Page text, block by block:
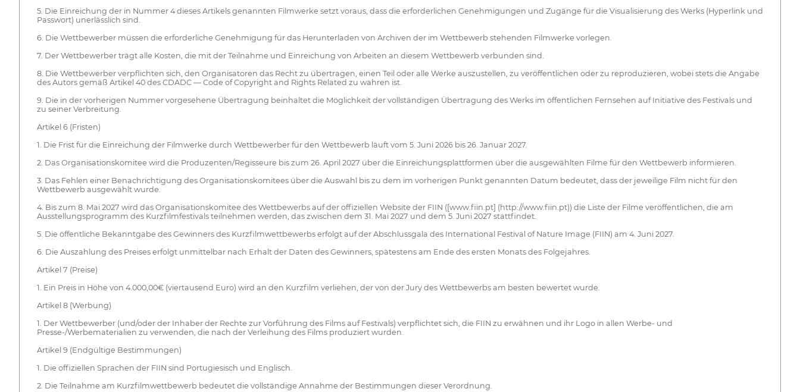
5. Die Einreichung der in Nummer 4 dieses Artikels genannten Filmwerke setzt voraus, dass die erforderlichen Genehmigungen und Zugänge für die Visualisierung des Werks (Hyperlink und
Passwort) unerlässlich sind.
6. Die Wettbewerber müssen die erforderliche Genehmigung für das Herunterladen von Archiven der im Wettbewerb stehenden Filmwerke vorlegen.
7. Der Wettbewerber trägt alle Kosten, die mit der Teilnahme und Einreichung von Arbeiten an diesem Wettbewerb verbunden sind.
8. Die Wettbewerber verpflichten sich, den Organisatoren das Recht zu übertragen, einen Teil oder alle Werke auszustellen, zu veröffentlichen oder zu reproduzieren, wobei stets die Angabe
des Autors gemäß Artikel 40 des CDADC — Code of Copyright and Rights Related zu wahren ist.
9. Die in der vorherigen Nummer vorgesehene Übertragung beinhaltet die Möglichkeit der vollständigen Übertragung des Werks im öffentlichen Fernsehen auf Initiative des Festivals und
zu seiner Verbreitung.
Artikel 6 (Fristen)
1. Die Frist für die Einreichung der Filmwerke durch Wettbewerber für den Wettbewerb läuft vom 5. Juni 2026 bis 26. Januar 2027.
2. Das Organisationskomitee wird die Produzenten/Regisseure bis zum 26. April 2027 über die Einreichungsplattformen über die ausgewählten Filme für den Wettbewerb informieren.
3. Das Fehlen einer Benachrichtigung des Organisationskomitees über die Auswahl bis zu dem im vorherigen Punkt genannten Datum bedeutet, dass der jeweilige Film nicht für den
Wettbewerb ausgewählt wurde.
4. Bis zum 8. Mai 2027 wird das Organisationskomitee des Wettbewerbs auf der offiziellen Website der FIIN ([www.fiin.pt] (http://www.fiin.pt)) die Liste der Filme veröffentlichen, die am
Ausstellungsprogramm des Kurzfilmfestivals teilnehmen werden, das zwischen dem 31. Mai 2027 und dem 5. Juni 2027 stattfindet.
5. Die öffentliche Bekanntgabe des Gewinners des Kurzfilmwettbewerbs erfolgt auf der Abschlussgala des International Festival of Nature Image (FIIN) am 4. Juni 2027.
6. Die Auszahlung des Preises erfolgt unmittelbar nach Erhalt der Daten des Gewinners, spätestens am Ende des ersten Monats des Folgejahres.
Artikel 7 (Preise)
1. Ein Preis in Höhe von 4.000,00€ (viertausend Euro) wird an den Kurzfilm verliehen, der von der Jury des Wettbewerbs am besten bewertet wurde.
Artikel 8 (Werbung)
1. Der Wettbewerber (und/oder der Inhaber der Rechte zur Vorführung des Films auf Festivals) verpflichtet sich, die FIIN zu erwähnen und ihr Logo in allen Werbe- und
Presse-/Werbematerialien zu verwenden, die nach der Verleihung des Films produziert wurden.
Artikel 9 (Endgültige Bestimmungen)
1. Die offiziellen Sprachen der FIIN sind Portugiesisch und Englisch.
2. Die Teilnahme am Kurzfilmwettbewerb bedeutet die vollständige Annahme der Bestimmungen dieser Verordnung.